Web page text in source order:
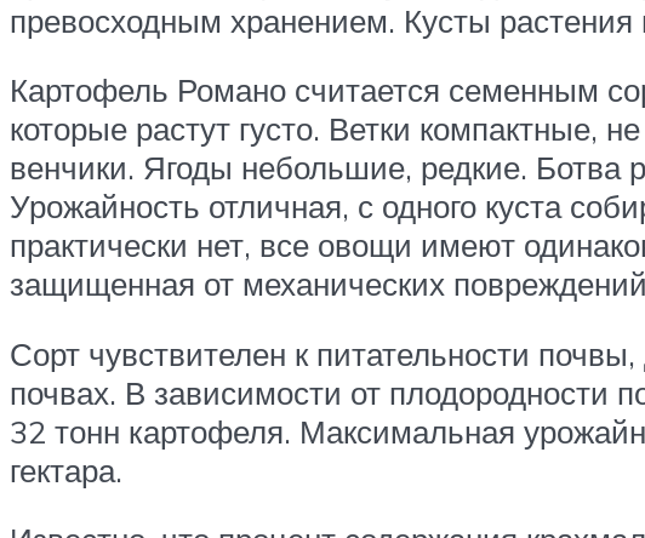
превосходным хранением. Кусты
Картофель Романо считается семенным
которые растут густо. Ветки компактные,
венчики. Ягоды небольшие, редкие. Ботва
Урожайность отличная, с одного куста
практически нет, все овощи имеют
защищенная от механических
Сорт чувствителен к питательности
почвах. В зависимости от плодородности
32 тонн картофеля. Максимальная
гектара.